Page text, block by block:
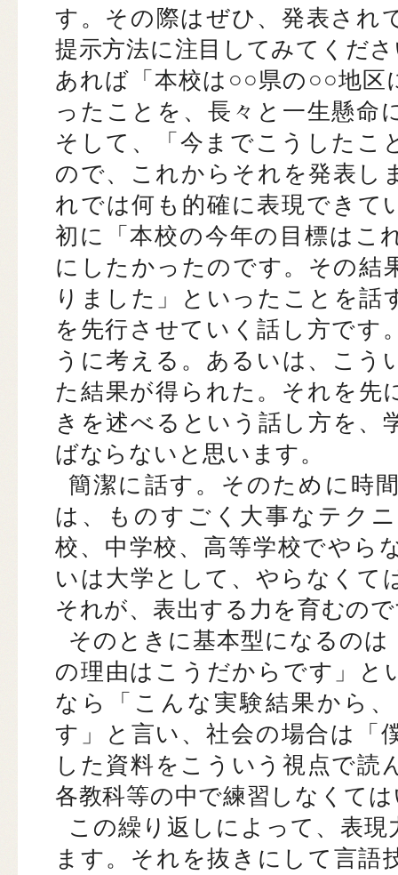
す。その際はぜひ、発表され
提示方法に注目してみてくだ
あれば「本校は○○県の○○地
ったことを、長々と一生懸命
そして、「今までこうしたこ
ので、これからそれを発表し
れでは何も的確に表現できて
初に「本校の今年の目標はこ
にしたかったのです。その結
りました」といったことを話
を先行させていく話し方です
うに考える。あるいは、こう
た結果が得られた。それを先
きを述べるという話し方を、
ばならないと思います。
簡潔に話す。そのために時
は、ものすごく大事なテク
校、中学校、高等学校でやら
いは大学として、やらなくて
それが、表出する力を育むの
そのときに基本型になるの
の理由はこうだからです」と
なら「こんな実験結果から
す」と言い、社会の場合は「
した資料をこういう視点で読
各教科等の中で練習しなくて
この繰り返しによって、表
ます。それを抜きにして言語